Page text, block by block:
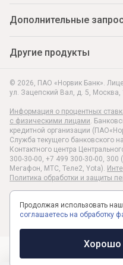
© 2026, ПАО «Норвик Банк».
ул. Зацепский Вал, д. 5, Москва,
Информация о процентных
с физическими лицами.
кредитной организации
Служба текущего банковского
Контактного центра
300-30-00, +7 499 300-30-00,
Мегафон, МТС, Теле2, Yota).
Политика обработки и защиты
Раскрытие информации в
№6496-У
Дополнительные
Другие продукты
Продолжая использовать
соглашаетесь на обработку
Хорошо